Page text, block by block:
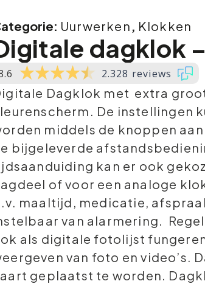
Uurwerken , Klokken
dagklok
2.328 reviews
Dagklok met extra
De instellingen
middels de knoppen
bijgeleverde
kan er ook
of voor een analoge
maaltijd, medicatie,
van alarmering.
als digitale fotolijst
van foto en video’s.
geplaatst te worden.